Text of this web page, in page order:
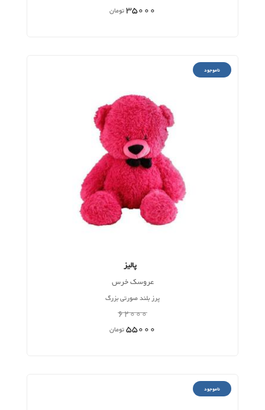
35000تومان
ناموجود
پالیز
عروسک خرس
پرز بلند صورتی بزرگ
62000
55000تومان
ناموجود